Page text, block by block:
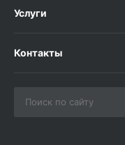
Услуги
Контакты